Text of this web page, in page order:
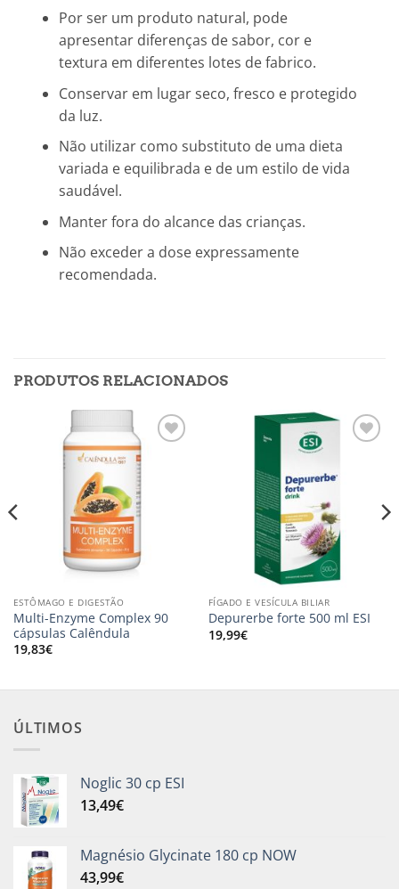
Por ser um produto natural, pode
apresentar diferenças de sabor, cor e
textura em diferentes lotes de fabrico.
Conservar em lugar seco, fresco e protegido
da luz.
Não utilizar como substituto de uma dieta
variada e equilibrada e de um estilo de vida
saudável.
Manter fora do alcance das crianças.
Não exceder a dose expressamente
recomendada.
PRODUTOS RELACIONADOS
Adicionar
desejos
ESTÔMAGO E DIGESTÃO
Multi-Enzyme Complex 90
cápsulas Calêndula
19,83€
FÍGADO E VESÍCULA BILIAR
Depurerbe forte 500 ml ESI
19,99€
ÚLTIMOS
Noglic 30 cp ESI
13,49€
Magnésio Glycinate 180 cp NOW
43,99€